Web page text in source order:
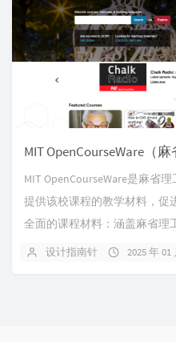
MIT OpenCourseWare是麻省
提供该校课程的教学材料，促
全面的课程材料：涵盖麻省理
设计指南针 2025 年 01